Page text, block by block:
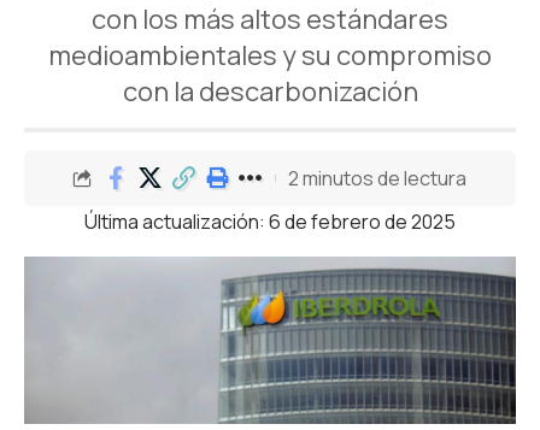
con los más altos estándares
medioambientales y su compromiso
con la descarbonización
Última actualización: 6 de febrero de 2025
2 minutos de lectura